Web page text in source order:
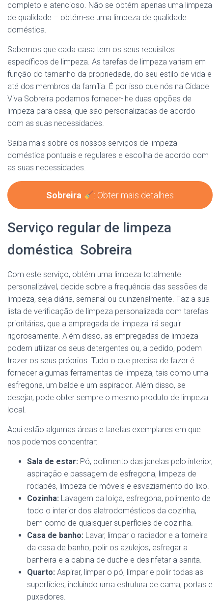
completo e atencioso. Não se obtém apenas uma limpeza
de qualidade – obtém-se uma limpeza de qualidade
doméstica.
Sabemos que cada casa tem os seus requisitos
específicos de limpeza. As tarefas de limpeza variam em
função do tamanho da propriedade, do seu estilo de vida e
até dos membros da família. É por isso que nós na Cidade
Viva Sobreira podemos fornecer-lhe duas opções de
limpeza para casa, que são personalizadas de acordo
com as suas necessidades.
Saiba mais sobre os nossos serviços de limpeza
doméstica pontuais e regulares e escolha de acordo com
as suas necessidades.
Sobreira : Obter mais detalhes
Serviço regular de limpeza
doméstica Sobreira
Com este serviço, obtém uma limpeza totalmente
personalizável, decide sobre a frequência das sessões de
limpeza, seja diária, semanal ou quinzenalmente. Faz a sua
lista de verificação de limpeza personalizada com tarefas
prioritárias, que a empregada de limpeza irá seguir
rigorosamente. Além disso, as empregadas de limpeza
podem utilizar os seus detergentes ou, a pedido, podem
trazer os seus próprios. Tudo o que precisa de fazer é
fornecer algumas ferramentas de limpeza, tais como uma
esfregona, um balde e um aspirador. Além disso, se
desejar, pode obter sempre o mesmo produto de limpeza
local.
Aqui estão algumas áreas e tarefas exemplares em que
nos podemos concentrar:
Sala de estar: Pó, polimento das janelas pelo interior,
aspiração e passagem de esfregona, limpeza de
rodapés, limpeza de móveis e esvaziamento do lixo.
Cozinha: Lavagem da loiça, esfregona, polimento de
todo o interior dos eletrodomésticos da cozinha,
bem como de quaisquer superfícies de cozinha.
Casa de banho: Lavar, limpar o radiador e a torneira
da casa de banho, polir os azulejos, esfregar a
banheira e a cabina de duche e desinfetar a sanita.
Quarto: Aspirar, limpar o pó, limpar e polir todas as
superfícies, incluindo uma estrutura de cama, portas e
puxadores.